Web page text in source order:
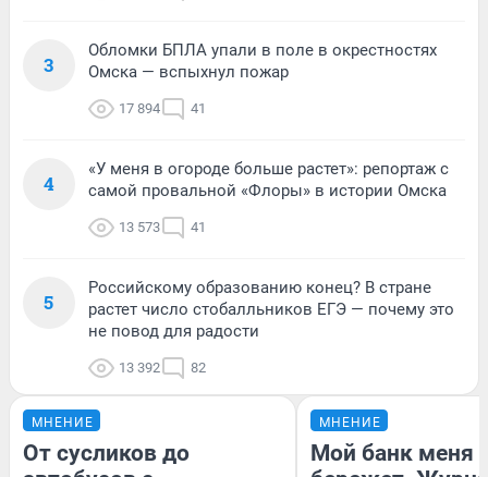
3
Обломки БПЛА упали в поле в окрестностях
Омска — вспыхнул пожар
17 894 41
4
«У меня в огороде больше растет»: репортаж с
самой провальной «Флоры» в истории Омска
13 573 41
5
Российскому образованию конец? В стране
растет число стобалльников ЕГЭ — почему это
не повод для радости
13 392 82
МНЕНИЕ
От сусликов до
МНЕНИЕ
Мой банк меня